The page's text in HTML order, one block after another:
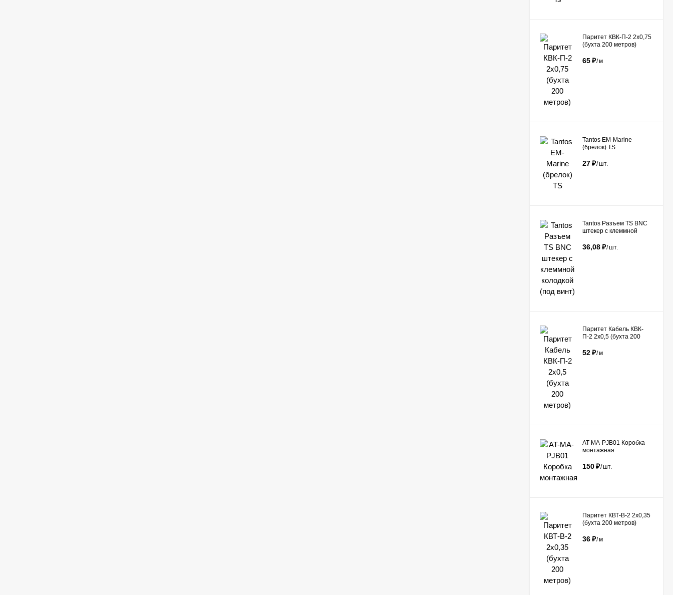
Паритет КВК-П-2 2х0,75
(бухта 200 метров)
65₽/м
Tantos EM-Marine
(брелок) TS
27₽/шт.
Tantos Разъем TS BNC
штекер с клеммной
36,08₽/шт.
Паритет Кабель КВК-
П-2 2х0,5 (бухта 200
52₽/м
AT-MA-PJB01 Коробка
монтажная
150₽/шт.
Паритет КВТ-В-2 2х0,35
(бухта 200 метров)
36₽/м